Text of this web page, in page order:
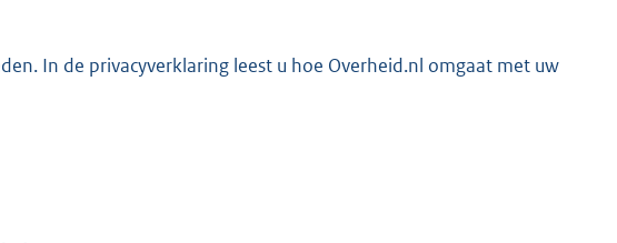
In de privacyverklaring leest u hoe Overheid.nl omgaat met uw